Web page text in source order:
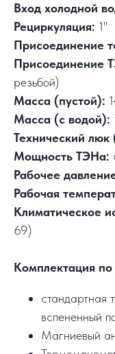
Вход холодной
Рециркуляция: 1"
Присоединение
Присоединение
резьбой)
Масса (пустой):
Масса (с водой):
Технический
Мощность ТЭНа:
Рабочее
Рабочая
Климатическое
69)
Комплектация
стандартная
вспененный
Магниевый